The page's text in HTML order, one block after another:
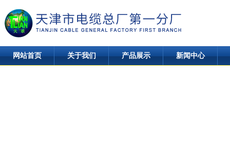
网站首页 关于我们 产品展示 新闻中心